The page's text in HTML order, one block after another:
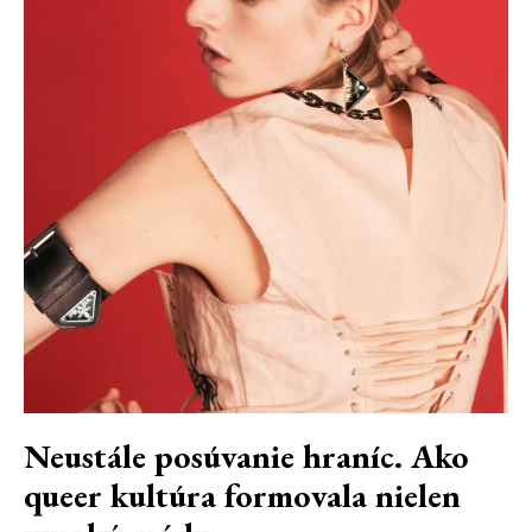
Neustále posúvanie hraníc. Ako
queer kultúra formovala nielen